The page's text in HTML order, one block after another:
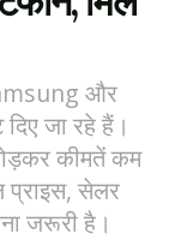
और
जा रहे हैं।
कीमतें कम
प्राइस, सेलर
जरूरी है।